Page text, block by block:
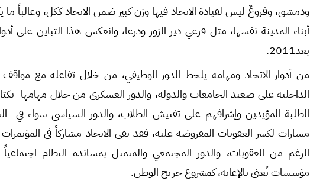
ودمشق، وفروعٌ ليس لقيادة الاتحاد فيها وزن كبير ضمن الاتحاد ككل، وغالباً
أبناء المدينة نفسها، مثل فرعي دير الزور ودرعا، وانعكس هذا التباين على
بعد2011.
من أدوار الاتحاد ومهامه يلحظ الدور الوظيفي، من خلال تفاعله مع مواقف
الطلبة المؤيدين وإشرافهم على تفتيش الطلاب، والدور السياسي سواء في
مسارات لكسر العقوبات المفروضة عليه، فقد بقي الاتحاد مشاركاً في
الرغم من العقوبات، والدور المجتمعي والمتمثل بمساندة النظام
مؤسسات تُعنى بالإغاثة، كمشروع جريح الوطن.